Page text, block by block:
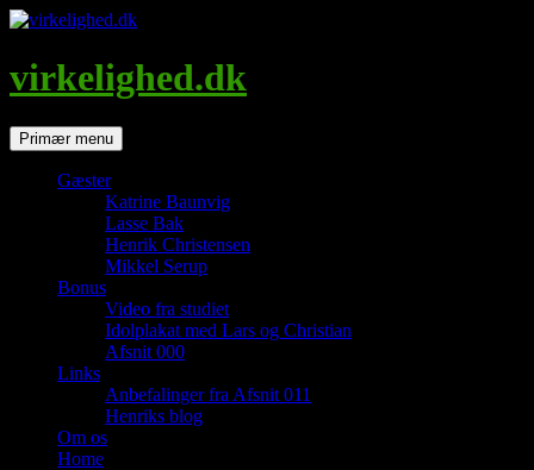
Hop
indhold
virkelighed.dk
SøgPrimær menu
Gæster
Katrine Baunvig
Lasse Bak
Henrik Christensen
Mikkel Serup
Bonus
Video fra studiet
Idolplakat med Lars og Christian
Afsnit 000
Links
Anbefalinger fra Afsnit 011
Henriks blog
Om os
Home